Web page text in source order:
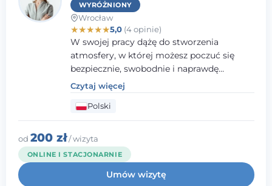
WYRÓŻNIONY
Wrocław
★★★★★5,0(4 opinie)
W swojej pracy dążę do stworzenia
atmosfery, w której możesz poczuć się
bezpiecznie, swobodnie i naprawdę
wysłuchany(-a). Zależy mi na
towarzyszeniu Ci w drodze do większego
dobrostanu, lepszego poznania siebie oraz
budowania wartościowych i
satysfakcjonujących relacji - zarówno z
innymi, jak i z samym sobą. Możliwość
bycia częścią tego procesu traktuję jako
duże wyróżnienie.
Czytaj więcej
Polski
od 200 zł/ wizyta
ONLINE I STACJONARNIE
Umów wizytę